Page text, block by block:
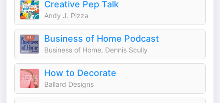
Creative Pep Talk
Andy J. Pizza
Business of Home Podcast
Business of Home, Dennis Scully
How to Decorate
Ballard Designs